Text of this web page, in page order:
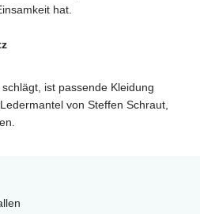
hat.
ist passende Kleidung
von Steffen Schraut,